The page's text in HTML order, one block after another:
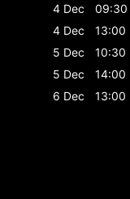
4 Dec
09:30
4 Dec
13:00
5 Dec
10:30
5 Dec
14:00
6 Dec
13:00